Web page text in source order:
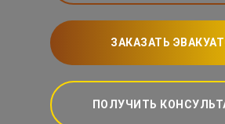
ЗАКАЗАТЬ
ПОЛУЧИТЬ